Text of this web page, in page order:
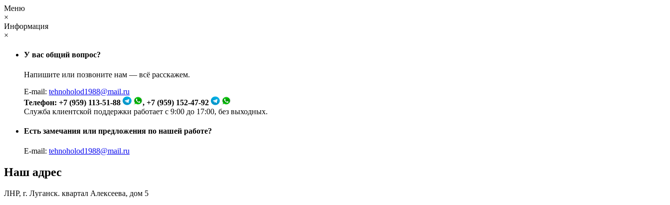
Меню
×
Информация
×
У вас общий вопрос?
Напишите или позвоните нам — всё расскажем.
E-mail: tehnoholod1988@mail.ru
Телефон: +7 (959) 113-51-88
, +7 (959) 152-47-92
Служба клиентской поддержки работает с 9:00 до 17:00, без выходных.
Есть замечания или предложения по нашей работе?
E-mail: tehnoholod1988@mail.ru
Наш адрес
ЛНР, г. Луганск. квартал Алексеева, дом 5